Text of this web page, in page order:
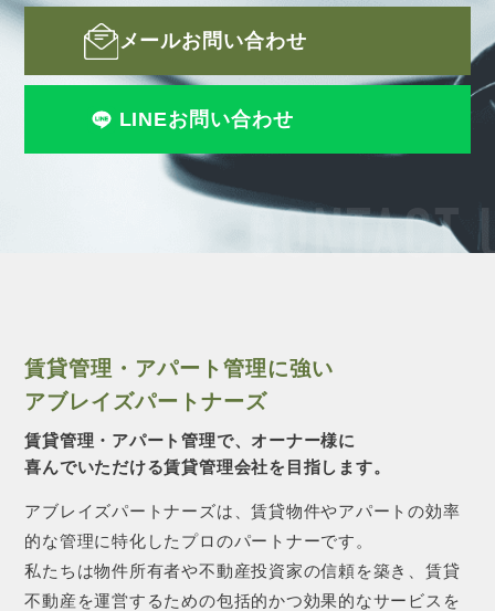
CONTACT
メールお問い合わせ
LINEお問い合わせ
賃貸管理・アパート管理に強い
アブレイズパートナーズ
賃貸管理・アパート管理で、オーナー様に
喜んでいただける賃貸管理会社を目指します。
アブレイズパートナーズは、賃貸物件やアパートの効率
的な管理に特化したプロのパートナーです。
私たちは物件所有者や不動産投資家の信頼を築き、賃貸
不動産を運営するための包括的かつ効果的なサービスを